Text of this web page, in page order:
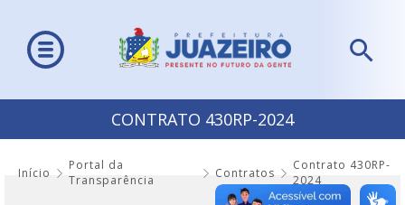
CONTRATO 430RP-2024
Início
Portal da
Transparência
Contratos
Contrato 430RP-
2024